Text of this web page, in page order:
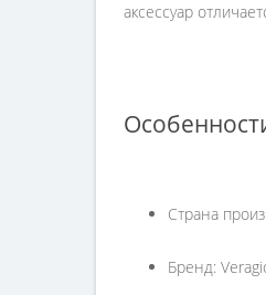
аксессуар
Страна
Бренд: